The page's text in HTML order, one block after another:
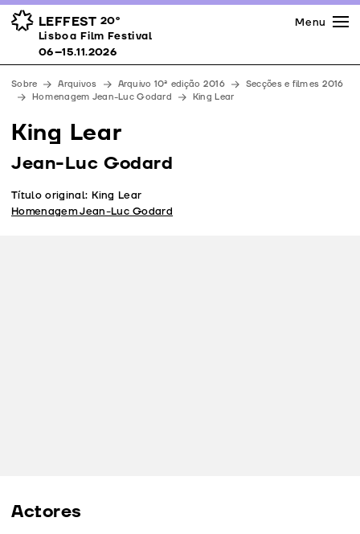
LEFFEST 20º
Lisboa Film Festival 06–15.11.2026
Prémios
Espaços
Apoios
Equipa
Downloads
Contactos
Menu
Lisboa Film Festival
06–15.11.2026
Sobre Arquivos Arquivo 10ª edição 2016
Secções e filmes 2016
Homenagem Jean-Luc Godard
King Lear
King Lear
Jean-Luc Godard
Título original: King Lear
Homenagem Jean-Luc Godard
Actores